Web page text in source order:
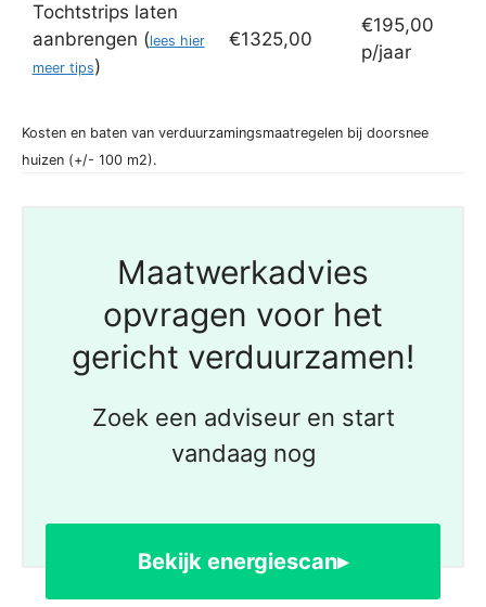
Tochtstrips laten
aanbrengen (lees hier
meer tips)
€1325,00
€195,00
p/jaar
Kosten en baten van verduurzamingsmaatregelen bij doorsnee
huizen (+/- 100 m2).
Maatwerkadvies
opvragen voor het
gericht verduurzamen!
Zoek een adviseur en start
vandaag nog
Bekijk energiescan▸